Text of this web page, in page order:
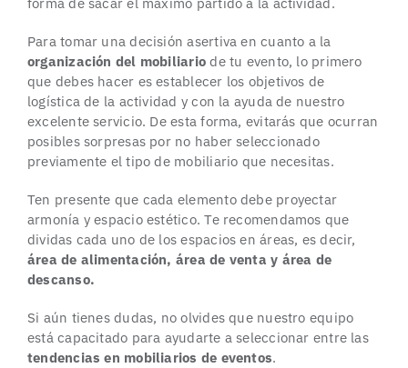
Para tomar una decisión asertiva en cuanto a la
organización del mobiliario de tu evento, lo primero
que debes hacer es establecer los objetivos de
logística de la actividad y con la ayuda de nuestro
excelente servicio. De esta forma, evitarás que ocurran
posibles sorpresas por no haber seleccionado
previamente el tipo de mobiliario que necesitas.
Ten presente que cada elemento debe proyectar
armonía y espacio estético. Te recomendamos que
dividas cada uno de los espacios en áreas, es decir,
área de alimentación, área de venta y área de
descanso.
Si aún tienes dudas, no olvides que nuestro equipo
está capacitado para ayudarte a seleccionar entre las
tendencias en mobiliarios de eventos.